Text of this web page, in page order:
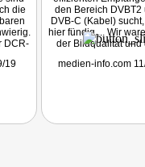
die
DCR-
19
den Bereich DVBT2
DVB-C (Kabel)
hier fündig ... Wir
der Bildqualität und
Receivers sehr
medien-info.com